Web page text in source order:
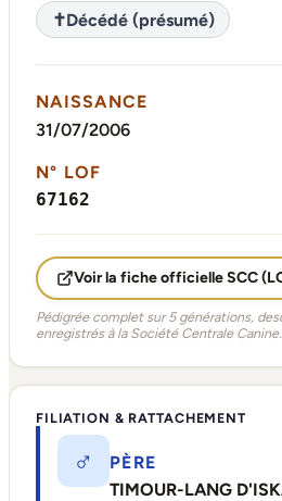
✝Décédé (présumé)
NAISSANCE
31/07/2006
N° LOF
67162
Voir la fiche officielle SCC
Pédigrée complet sur 5 générations,
enregistrés à la Société Centrale Canine.
FILIATION & RATTACHEMENT
♂
PÈRE
TIMOUR-LANG